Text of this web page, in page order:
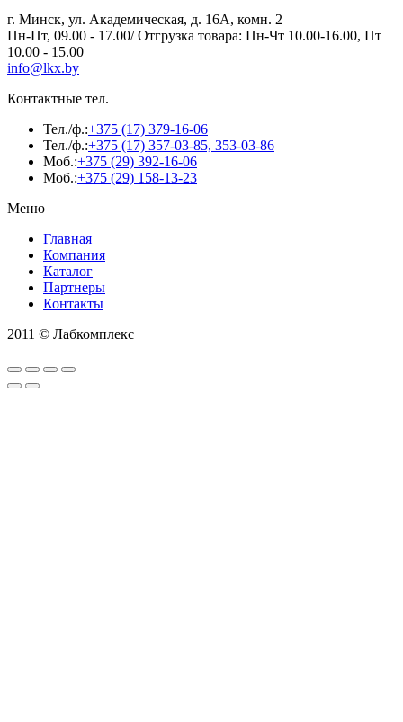
г. Минск, ул. Академическая, д. 16А, комн. 2
Пн-Пт, 09.00 - 17.00/ Отгрузка товара: Пн-Чт 10.00-16.00, Пт
10.00 - 15.00
info@lkx.by
Контактные тел.
Тел./ф.:+375 (17) 379-16-06
Тел./ф.:+375 (17) 357-03-85, 353-03-86
Моб.:+375 (29) 392-16-06
Моб.:+375 (29) 158-13-23
Меню
Главная
Компания
Каталог
Партнеры
Контакты
2011 © Лабкомплекс